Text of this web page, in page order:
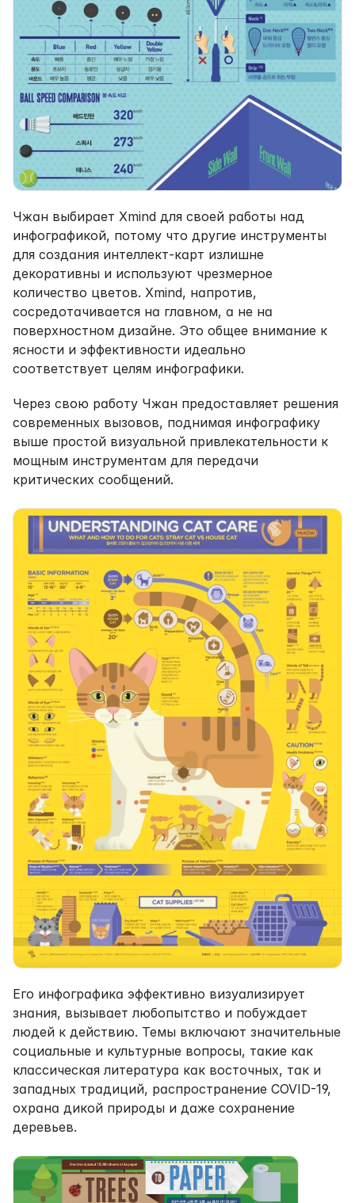
Чжан выбирает Xmind для своей работы над
инфографикой, потому что другие инструменты
для создания интеллект-карт излишне
декоративны и используют чрезмерное
количество цветов. Xmind, напротив,
сосредотачивается на главном, а не на
поверхностном дизайне. Это общее внимание к
ясности и эффективности идеально
соответствует целям инфографики.
Через свою работу Чжан предоставляет решения
современных вызовов, поднимая инфографику
выше простой визуальной привлекательности к
мощным инструментам для передачи
критических сообщений.
Его инфографика эффективно визуализирует
знания, вызывает любопытство и побуждает
людей к действию. Темы включают значительные
социальные и культурные вопросы, такие как
классическая литература как восточных, так и
западных традиций, распространение COVID-19,
охрана дикой природы и даже сохранение
деревьев.